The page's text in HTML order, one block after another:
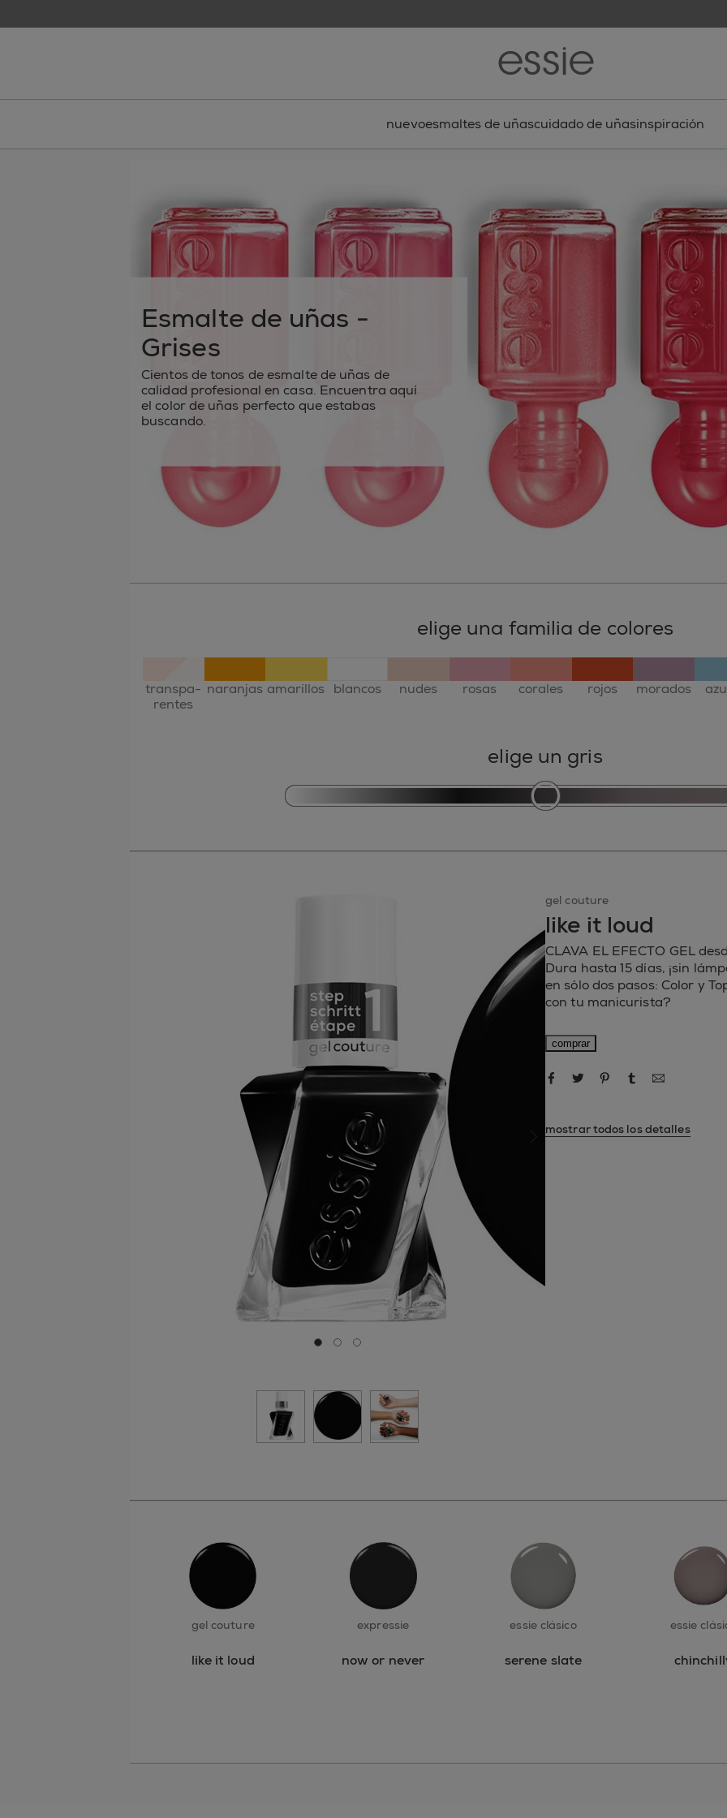
nuevoesmaltes de uñascuidado de uñasinspiración
Esmalte de uñas -
Grises
Cientos de tonos de esmalte de uñas de
calidad profesional en casa. Encuentra aquí
el color de uñas perfecto que estabas
buscando.
elige una familia de colores
transpa-
rentes
naranjas amarillos blancos nudes rosas corales rojos morados
elige un gris
Ir a la diapositiva 0
Ir a la diapositiva 1
Ir a la diapositiva 2
gel couture
like it loud
CLAVA EL EFECTO GEL
Dura hasta 15 días, ¡sin
en sólo dos pasos: Color y
con tu manicurista?
comprar
compartir por Facebook
compartir por Twitter
compartir por
compartir
mostrar todos los detalles
gel couture
like it loud
expressie
now or never
essie clásico
serene slate
essie